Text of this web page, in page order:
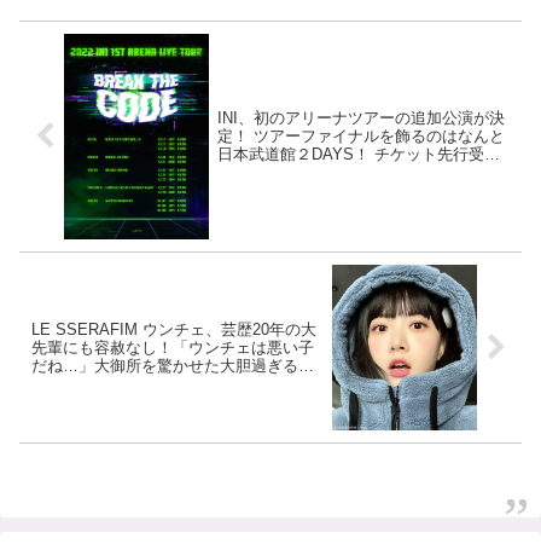
INI、初のアリーナツアーの追加公演が決
定！ ツアーファイナルを飾るのはなんと
日本武道館２DAYS！ チケット先行受付
LE SSERAFIM ウンチェ、芸歴20年の大
先輩にも容赦なし！「ウンチェは悪い子
だね…」大御所を驚かせた大胆過ぎる行